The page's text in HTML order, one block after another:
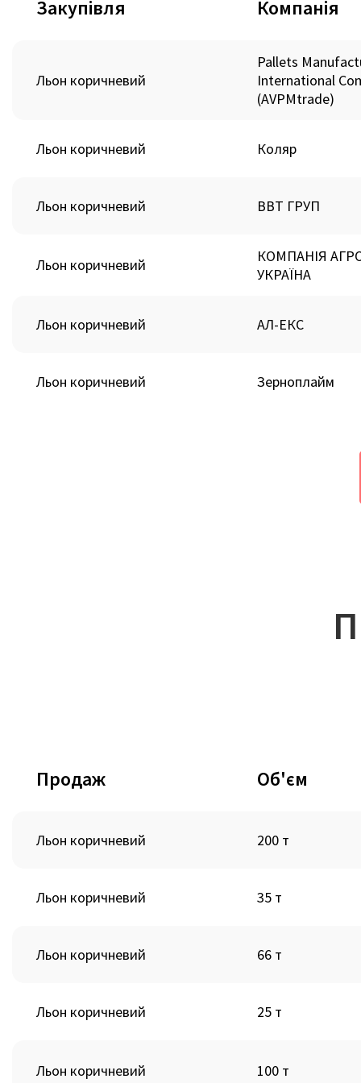
Закупівля Компанія
Льон коричневий
Pallets
International
(AVPMtrade)
Льон коричневий Коляр
Льон коричневий ВВТ ГРУП
Льон коричневий
КОМПАНІЯ
УКРАЇНА
Льон коричневий АЛ-ЕКС
Льон коричневий Зерноплайм
Продаж Об'єм
Льон коричневий 200 т
Льон коричневий 35 т
Льон коричневий 66 т
Льон коричневий 25 т
Льон коричневий 100 т